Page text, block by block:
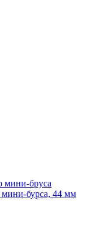
мини-бруса
бурса, 44 мм